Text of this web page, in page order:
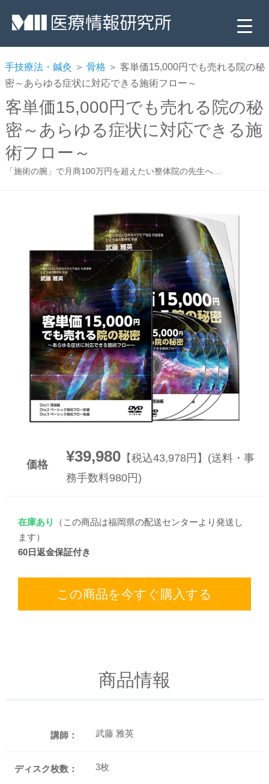
手技療法・鍼灸 ＞ 骨格 ＞ 客単価15,000円でも売れる院の秘
密～あらゆる症状に対応できる施術フロー～
客単価15,000円でも売れる院の秘
密～あらゆる症状に対応できる施
術フロー～
「施術の腕」で月商100万円を超えたい整体院の先生へ…
価格 ¥39,980【税込43,978円】(送料・事
務手数料980円)
在庫あり
（この商品は福岡県の配送センターより発送し
ます）
60日返金保証付き
この商品を今すぐ購入する
商品情報
講師： 武藤 雅英
ディスク枚数： 3枚
▼
▼